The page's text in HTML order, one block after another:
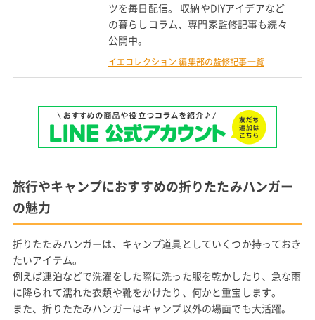
ツを毎日配信。 収納やDIYアイデアなど
の暮らしコラム、専門家監修記事も続々
公開中。
イエコレクション 編集部の監修記事一覧
旅行やキャンプにおすすめの折りたたみハンガー
の魅力
折りたたみハンガーは、キャンプ道具としていくつか持っておき
たいアイテム。
例えば連泊などで洗濯をした際に洗った服を乾かしたり、急な雨
に降られて濡れた衣類や靴をかけたり、何かと重宝します。
また、折りたたみハンガーはキャンプ以外の場面でも大活躍。